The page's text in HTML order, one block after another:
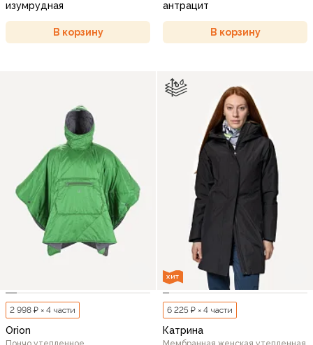
изумрудная
В корзину
антрацит
В корзину
2 998 ₽ × 4 части
Orion
ХИТ
6 225 ₽ × 4 части
Катрина